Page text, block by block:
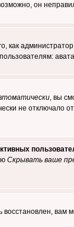
он
как
, вы
не отключало
Скрывать ваше
вам